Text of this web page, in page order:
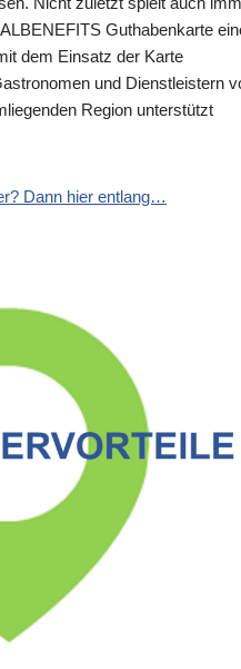
Guthabenkarte
dem Einsatz der Karte
und Dienstleistern
Region unterstützt
Dann hier entlang…